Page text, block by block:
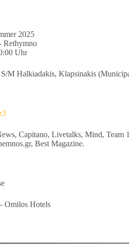
2025
Rethymno
Uhr
M Halkiadakis, Klapsinakis
Capitano, Livetalks, Mind,
Best Magazine.
Omilos Hotels